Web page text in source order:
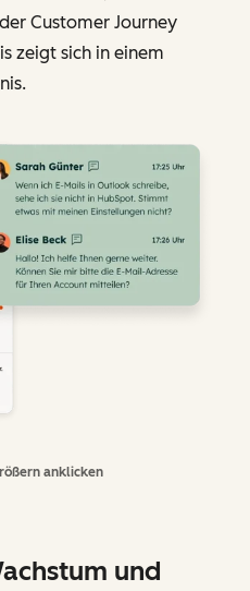
Customer Journey
zeigt sich in einem
anklicken
und